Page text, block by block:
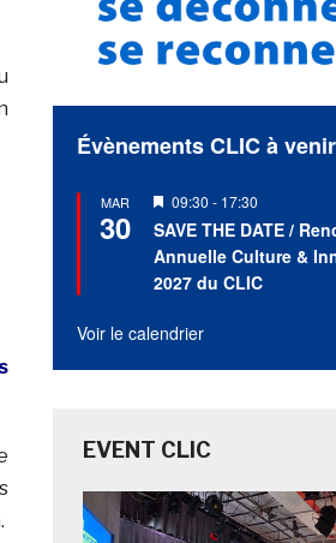
Évènements CLIC à venir
MAR
30
Mis
en
avant
09:30 - 17:30
SAVE THE DATE /
Annuelle Culture &
2027 du CLIC
Voir le calendrier
EVENT CLIC